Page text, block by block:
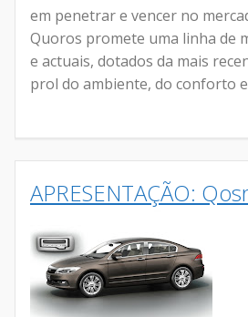
em penetrar e vencer no
Quoros promete uma linha de
e actuais, dotados da mais
prol do ambiente, do conforto e
APRESENTAÇÃO: